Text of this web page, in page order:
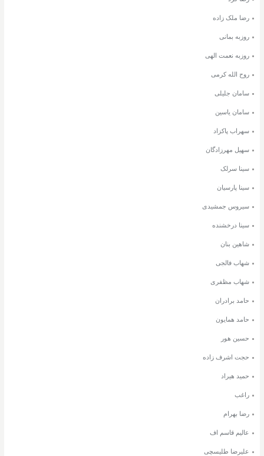
رضا ملک زاده
روزبه بمانی
روزبه نعمت الهی
روح الله کرمی
سامان جلیلی
سامان یاسین
سهراب پاکزاد
سهیل مهرزادگان
سینا سرلک
سینا پارسیان
سیروس جمشیدی
سینا درخشنده
شاهین بنان
شهاب فالجی
شهاب مظفری
حامد برادران
حامد همایون
حسین هور
حجت اشرف زاده
حمید هیراد
راغب
رضا بهرام
عالیم قاسم اف
علیرضا طلیسچی